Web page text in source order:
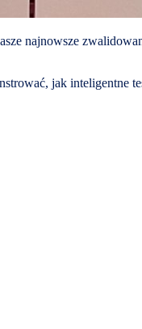
najnowsze
jak inteligentne